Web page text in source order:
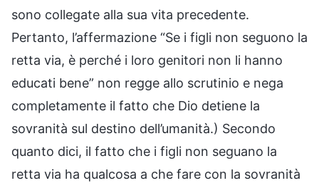
sono collegate alla sua vita precedente.
Pertanto, l’affermazione “Se i figli non seguono la
retta via, è perché i loro genitori non li hanno
educati bene” non regge allo scrutinio e nega
completamente il fatto che Dio detiene la
sovranità sul destino dell’umanità.) Secondo
quanto dici, il fatto che i figli non seguano la
retta via ha qualcosa a che fare con la sovranità